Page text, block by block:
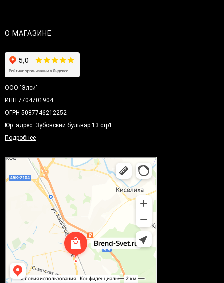
О МАГАЗИНЕ
ООО "Элси"
ИНН 7704701904
ОГРН 5087746212252
Юр. адрес: Зубовский бульвар 13 стр1
Подробнее